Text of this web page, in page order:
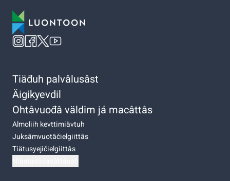
Tiäđuh palvâlusâst
Äigikyevdil
Ohtâvuođâ väldim já macâttâs
Almoliih kevttimiävtuh
Juksâmvuotâčielgiittâs
Tiätusyejičielgiittâs